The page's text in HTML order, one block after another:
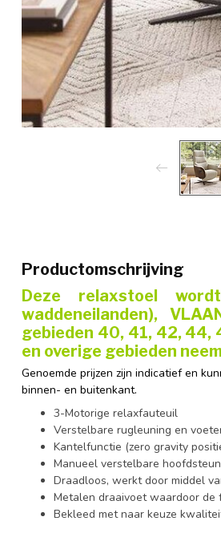
Productomschrijving
Deze relaxstoel
waddeneilanden),
gebieden 40, 41, 42, 44,
en overige gebieden
Genoemde prijzen zijn indicatief en
binnen- en buitenkant.
3-Motorige relaxfauteuil
Verstelbare rugleuning en
Kantelfunctie (zero gravity
Manueel verstelbare hoofdsteun
Draadloos, werkt door middel
Metalen draaivoet waardoor de
Bekleed met naar keuze